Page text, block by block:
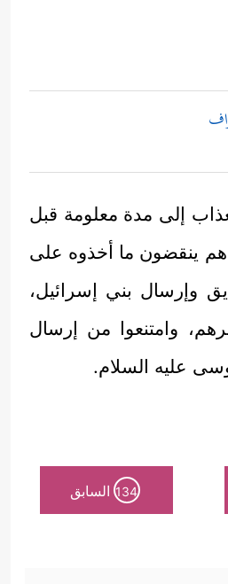
إلى مدة معلومة قبل
هم ينقضون ما أخذوه على
وإرسال بني إسرائيل،
وامتنعوا من إرسال
عليه السلام.
134 السابق